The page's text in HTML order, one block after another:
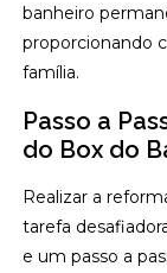
banheiro
proporcionando
família.
Passo a
do Box do
Realizar a
tarefa
e um passo a